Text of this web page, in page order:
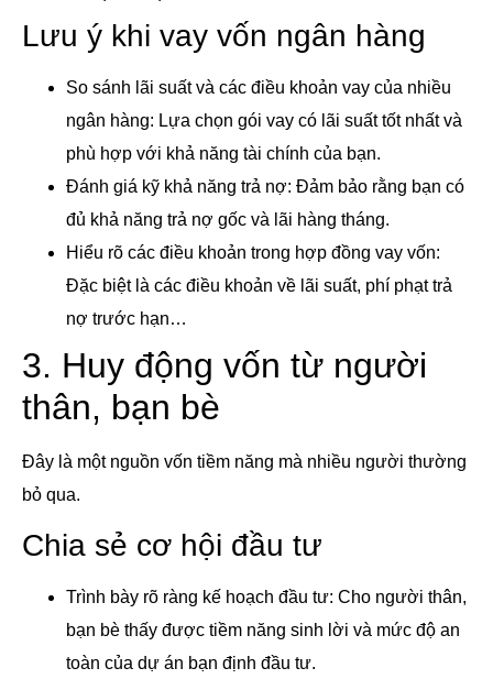
Lưu ý khi vay vốn ngân hàng
So sánh lãi suất và các điều khoản vay của nhiều
ngân hàng: Lựa chọn gói vay có lãi suất tốt nhất và
phù hợp với khả năng tài chính của bạn.
Đánh giá kỹ khả năng trả nợ: Đảm bảo rằng bạn có
đủ khả năng trả nợ gốc và lãi hàng tháng.
Hiểu rõ các điều khoản trong hợp đồng vay vốn:
Đặc biệt là các điều khoản về lãi suất, phí phạt trả
nợ trước hạn…
3. Huy động vốn từ người
thân, bạn bè
Đây là một nguồn vốn tiềm năng mà nhiều người thường
bỏ qua.
Chia sẻ cơ hội đầu tư
Trình bày rõ ràng kế hoạch đầu tư: Cho người thân,
bạn bè thấy được tiềm năng sinh lời và mức độ an
toàn của dự án bạn định đầu tư.